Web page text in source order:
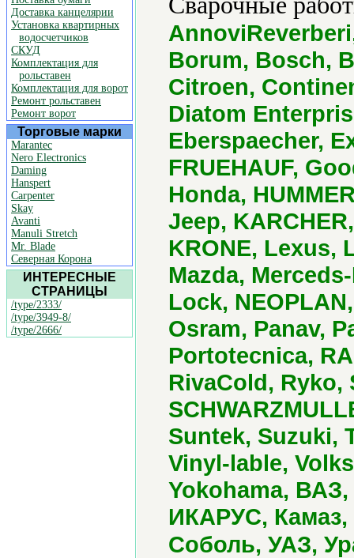
Доставка канцелярии
Установка квартирных
водосчетчиков
СКУД
Комплектация для
рольставен
Комплектация для ворот
Ремонт рольставен
Ремонт ворот
Торговые марки
Marantec
Nero Electronics
Daming
Hanspert
Carpenter
Skay
Avanti
Manuli Stretch
Mr. Blade
Северная Корона
ИНТЕРЕСНЫЕ
СТРАНИЦЫ
/type/2333/
/type/3949-8/
/type/2666/
Borum, Bosch,
Citroen,
Diatom
Eberspaecher,
FRUEHAUF,
Honda,
Jeep,
KRONE, Lexus,
Mazda,
Lock,
Osram, Panav,
Portotecnica,
RivaCold, Ryko,
Suntek, Suzuki,
Vinyl-lable,
Yokohama,
ИКАРУС,
Соболь, УАЗ,